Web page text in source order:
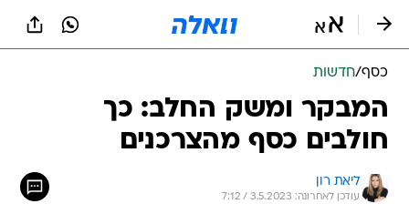
כסף/חדשות
המבקר ומשק החלב: כך
חולבים כסף מהצרכנים
ליאת רון
עודכן לאחרונה: 3.5.2023 / 7:12